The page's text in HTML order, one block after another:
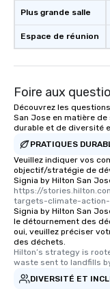
to gather and dine
remember. Our
are special, from
last. It’s an
leave. Location, Location, Location
One of the best
convenient and
walking distance of
short stroll allows
members a chance
networking
heading to the next
itinerary. You Get a Dinner and a Show
Our tours offer an
entertainment. All
knowledgeable,
Plus grande salle
Espace de réunion
Foire aux
Découvrez les
San Jose en matière
durable et de diversité
PRATIQUES
Veuillez indiquer vos
objectif/stratégie de
Signia by Hilton San
https://
targets-climate-
Signia by Hilton San
le détournement des
oui, veuillez préciser
des déchets.
Hilton’s strategy is
waste sent to landfills
DIVERSITÉ ET